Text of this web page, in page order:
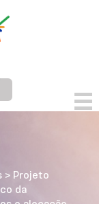
> Projeto
da